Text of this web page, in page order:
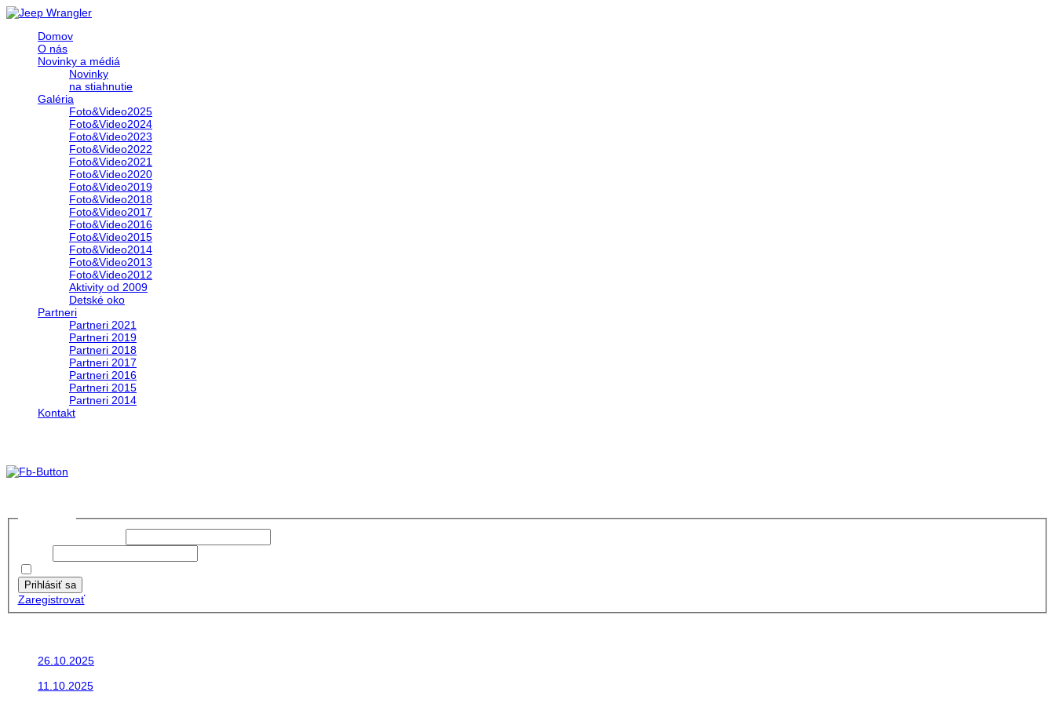
Domov
O nás
Novinky a médiá
Novinky
na stiahnutie
Galéria
Foto&Video2025
Foto&Video2024
Foto&Video2023
Foto&Video2022
Foto&Video2021
Foto&Video2020
Foto&Video2019
Foto&Video2018
Foto&Video2017
Foto&Video2016
Foto&Video2015
Foto&Video2014
Foto&Video2013
Foto&Video2012
Aktivity od 2009
Detské oko
Partneri
Partneri 2021
Partneri 2019
Partneri 2018
Partneri 2017
Partneri 2016
Partneri 2015
Partneri 2014
Kontakt
Prihlásiť sa
Zaregistrovať
26.10.2025
11.10.2025